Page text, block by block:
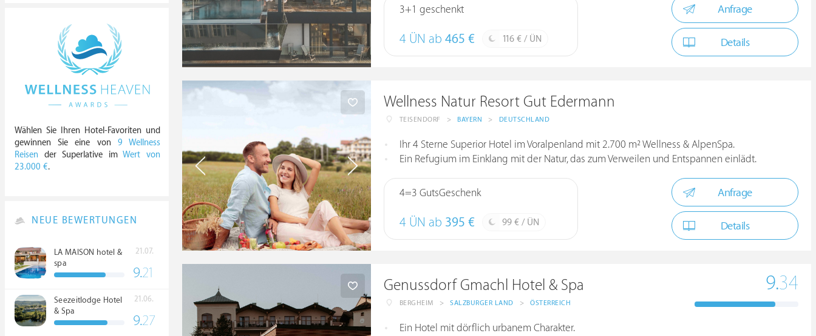
3+1 geschenkt
4 ÜN ab 465 € 116 € / ÜN
Anfrage
Details
Wellness Natur Resort Gut Edermann
TEISENDORF > BAYERN > DEUTSCHLAND
Ihr 4 Sterne Superior Hotel im Voralpenland mit 2.700 m² Wellness & AlpenSpa.
Ein Refugium im Einklang mit der Natur, das zum Verweilen und Entspannen einlädt.
4=3 GutsGeschenk
4 ÜN ab 395 € 99 € / ÜN
Anfrage
Details
Genussdorf Gmachl Hotel & Spa
BERGHEIM > SALZBURGER LAND > ÖSTERREICH
9.34
Ein Hotel mit dörflich urbanem Charakter.
Wählen Sie Ihren Hotel-Favoriten und
gewinnen Sie eine von 9 Wellness
Reisen der Superlative imWert von
23.000 €.
NEUE BEWERTUNGEN
LA MAISON hotel &
spa
21.07.
9.21
Seezeitlodge Hotel
& Spa
21.06.
9.27